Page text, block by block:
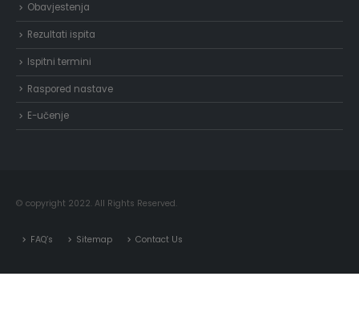
Obavjestenja
Rezultati ispita
Ispitni termini
Raspored nastave
E-učenje
© copyright 2022. All Rights Reserved.
FAQ’s Sitemap Contact Us